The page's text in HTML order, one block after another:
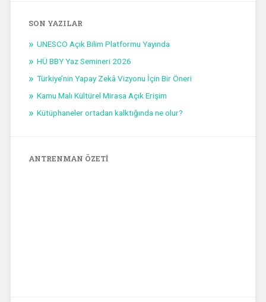
SON YAZILAR
UNESCO Açık Bilim Platformu Yayında
HÜ BBY Yaz Semineri 2026
Türkiye’nin Yapay Zekâ Vizyonu İçin Bir Öneri
Kamu Malı Kültürel Mirasa Açık Erişim
Kütüphaneler ortadan kalktığında ne olur?
ANTRENMAN ÖZETI